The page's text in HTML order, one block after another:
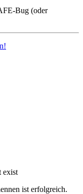
Bug (oder
exist
ist erfolgreich.